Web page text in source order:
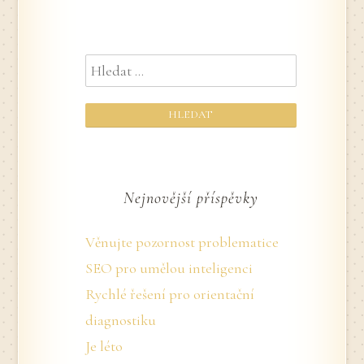
Vyhledávání
Nejnovější příspěvky
Věnujte pozornost problematice
SEO pro umělou inteligenci
Rychlé řešení pro orientační
diagnostiku
Je léto